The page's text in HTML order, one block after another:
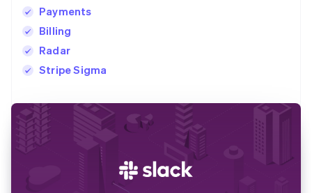
Payments
Billing
Radar
Stripe Sigma